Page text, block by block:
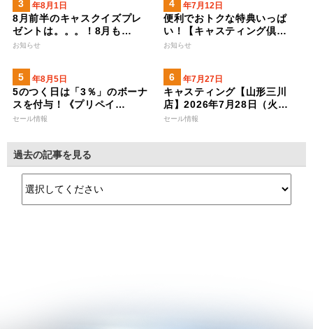
2026年8月1日
8月前半のキャスクイズプレ
ゼントは。。。！8月も…
お知らせ
2023年7月12日
便利でおトクな特典いっぱ
い！【キャスティング倶…
お知らせ
2026年8月5日
5のつく日は「3％」のボーナ
スを付与！《プリペイ…
セール情報
2026年7月27日
キャスティング【山形三川
店】2026年7月28日（火…
セール情報
過去の記事を見る